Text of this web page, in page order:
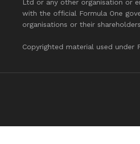
Ltd or any other organisation or
with the official Formula One
organisations or their
Copyrighted material used under